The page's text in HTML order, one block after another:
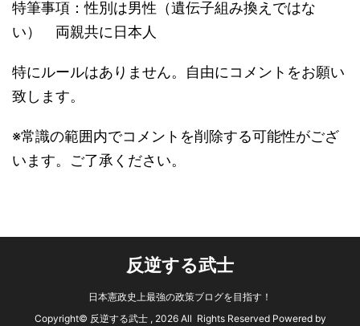
特筆事項：性別は男性（遺伝子組み換えではな
い） 両親共に日本人
特にルールはありません。自由にコメントをお願い
致します。
※常識の範囲内でコメントを削除する可能性がござ
います。ご了承ください。
反逆する武士
日本憲政史上最強の政策ブログを目指す！
Copyright© 反逆する武士 , 2026 All Rights Reserved Powered by